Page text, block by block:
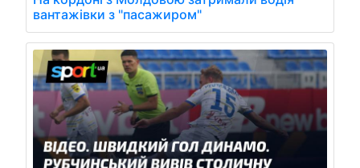
вантажівки з "пасажиром"